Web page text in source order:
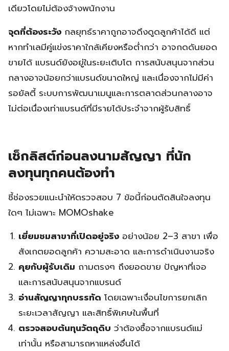
เดียวโดยไม่ต้องจ้างพนักงาน
จุดที่ต้องระวัง กลยุทธ์ราคาถูกอาจดึงดูดลูกค้าได้ดี แต่
หากทำเลมีคู่แข่งราคาใกล้เคียงหรือต่ำกว่า อาจกดดันยอด
ขายได้ แบรนด์ยังอยู่ในระยะเติบโต การสนับสนุนจากส่วน
กลางอาจน้อยกว่าแบรนด์ขนาดใหญ่ และเนื่องจากไม่มีค่า
รอยัลตี้ ระบบการพัฒนาเมนูและการตลาดส่วนกลางอาจ
ไม่ต่อเนื่องเท่าแบรนด์ที่มีรายได้ประจำจากผู้รับสิทธิ์
เช็กลิสต์ก่อนลงนามสัญญา ที่นัก
ลงทุนทุกคนต้องทำ
ชี้ช่องรวยแนะนำให้ตรวจสอบ 7 ข้อนี้ก่อนตัดสินใจลงทุน
ใดๆ ไม่เฉพาะ MOMOshake
เยี่ยมชมสาขาที่เปิดอยู่จริง อย่างน้อย 2–3 สาขา เพื่อ
สังเกตยอดลูกค้า ความสะอาด และการดำเนินงานจริง
คุยกับผู้รับเดิม ถามตรงๆ ถึงยอดขาย ปัญหาที่เจอ
และการสนับสนุนจากแบรนด์
อ่านสัญญาทุกบรรทัด โดยเฉพาะเงื่อนไขการยกเลิก
ระยะเวลาสัญญา และสิทธิ์พิเศษในพื้นที่
ตรวจสอบต้นทุนวัตถุดิบ ว่าต้องซื้อจากแบรนด์แม่
เท่านั้น หรือสามารถหาแหล่งอื่นได้